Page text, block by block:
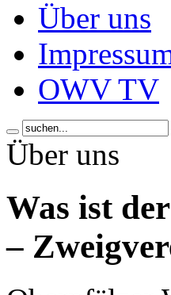
Über uns
OWV TV
Über uns
Was ist
–